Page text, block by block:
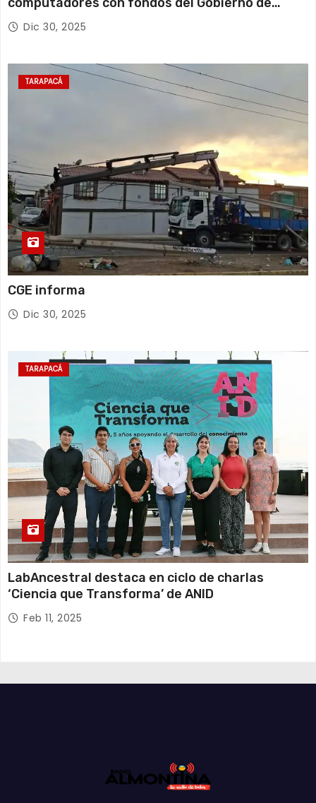
Tarapacá
Dic 30, 2025
TARAPACÁ
CGE informa
Dic 30, 2025
TARAPACÁ
LabAncestral destaca en ciclo de charlas
‘Ciencia que Transforma’ de ANID
Feb 11, 2025